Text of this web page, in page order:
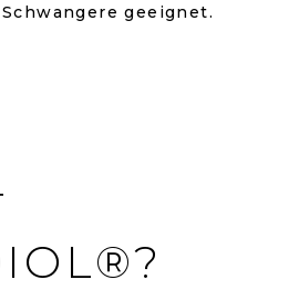
geeignet.